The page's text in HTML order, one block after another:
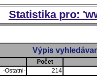
Statistika pro:
Výpis
Počet
-Ostatni-
214